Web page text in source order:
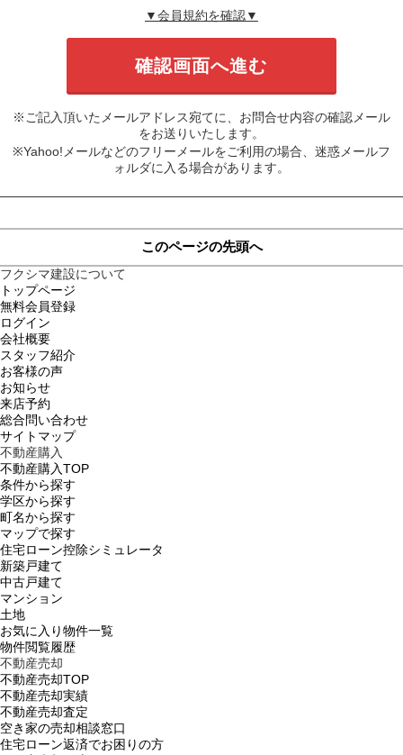
▼会員規約を確認▼
※ご記入頂いたメールアドレス宛てに、お問合せ内容の確認メール
をお送りいたします。
※Yahoo!メールなどのフリーメールをご利用の場合、迷惑メールフ
ォルダに入る場合があります。
このページの先頭へ
フクシマ建設について
トップページ
無料会員登録
ログイン
会社概要
スタッフ紹介
お客様の声
お知らせ
来店予約
総合問い合わせ
サイトマップ
不動産購入
不動産購入TOP
条件から探す
学区から探す
町名から探す
マップで探す
住宅ローン控除シミュレータ
新築戸建て
中古戸建て
マンション
土地
お気に入り物件一覧
物件閲覧履歴
不動産売却
不動産売却TOP
不動産売却実績
不動産売却査定
空き家の売却相談窓口
住宅ローン返済でお困りの方